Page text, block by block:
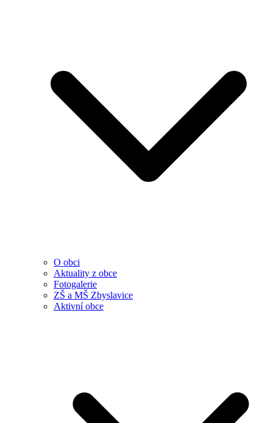
O obci
Aktuality z obce
Fotogalerie
ZŠ a MŠ Zbyslavice
Aktivní obce